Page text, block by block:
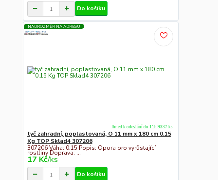
Do košíku
NADROZMĚR NA ADRESU
tyč zahradní, poplastovaná, O 11 mm x 180 cm 0.15
Kg TOP Sklad4 307206
307206 Váha: 0.15 Popis: Opora pro vyrůstající
rostliny Doprava: ...
17 Kč/ks
Ihned k odeslání do 11h 9337 ks
Do košíku